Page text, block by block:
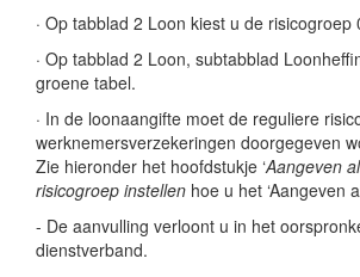
· Op tabblad 2 Loon kiest u de risicogroep
· Op tabblad 2 Loon, subtabblad
groene tabel.
· In de loonaangifte moet de reguliere
werknemersverzekeringen doorgegeven
Zie hieronder het hoofdstukje ‘Aangeven
risicogroep instellen hoe u het ‘Aangeven
- De aanvulling verloont u in het
dienstverband.